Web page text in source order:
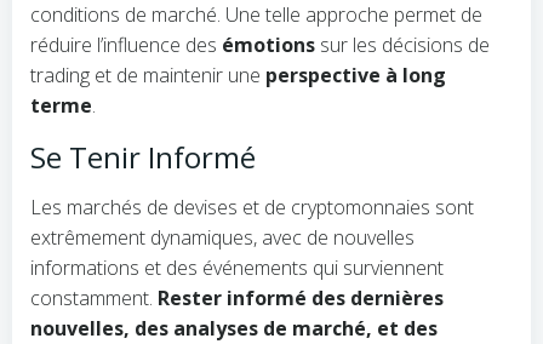
conditions de marché. Une telle approche permet de
réduire l’influence des émotions sur les décisions de
trading et de maintenir une perspective à long
terme.
Se Tenir Informé
Les marchés de devises et de cryptomonnaies sont
extrêmement dynamiques, avec de nouvelles
informations et des événements qui surviennent
constamment. Rester informé des dernières
nouvelles, des analyses de marché, et des